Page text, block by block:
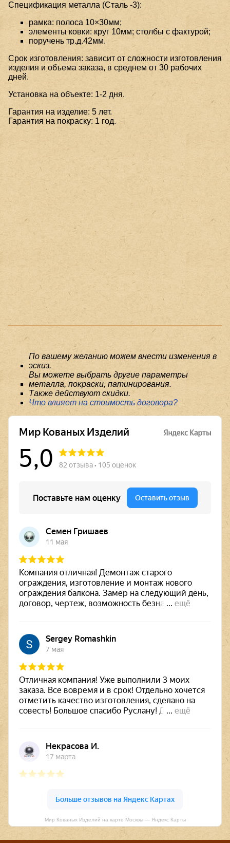
Спецификация металла (Сталь -3):
рамка: полоса 10×30мм;
элементы ковки: круг 10мм; столбы с фактурой;
поручень тр.д.42мм.
Срок изготовления: зависит от сложности изготовления
изделия и объема заказа, в среднем от 30 рабочих
дней.
Установка на объекте: 1-2 дня.
Гарантия на изделие: 5 лет.
Гарантия на покраску: 1 год.
По вашему желанию можем внести изменения в
эскиз.
Вы можете выбрать другие параметры
металла, покраски, патинирования.
Также действуют скидки.
Что влияет на стоимость договора?
Мир Кованых Изделий на карте Москвы — Яндекс Карты